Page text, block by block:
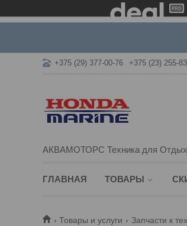
+375 (29) 377-00-76 +375 (23) 255-
АКВАМОТОРС Техника для
ГЛАВНАЯ ТОВАРЫ
Товары и услуги Запчасти к